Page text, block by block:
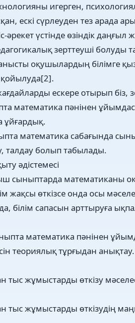
игерген,
ескі сүрлеуден тез арада
әрекет үстінде өзіндік даңғыл
зерттеуші болуды
оқушылардың білімге
қойылуда[2].
ескере отырып біз,
математика пәнінен
ұйғардық.
математика сабағында
талдау болып табылады.
әдістемесі
сыныптарда математиканы
жақсы өткізсе онда осы
білім сапасын арттыруға
математика пәнінен
теориялық тұрғыдан анықтау.
жұмыстарды өткізу
тыс жұмыстарды өткізудің